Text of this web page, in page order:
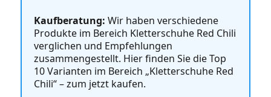
Kaufberatung: Wir haben verschiedene
Produkte im Bereich Kletterschuhe Red Chili
verglichen und Empfehlungen
zusammengestellt. Hier finden Sie die Top
10 Varianten im Bereich „Kletterschuhe Red
Chili“ – zum jetzt kaufen.